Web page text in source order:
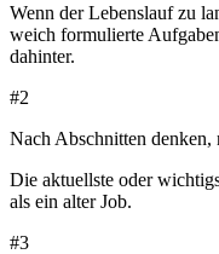
Wenn der Lebenslauf zu
weich formulierte
dahinter.
#2
Nach Abschnitten denken,
Die aktuellste oder
als ein alter Job.
#3